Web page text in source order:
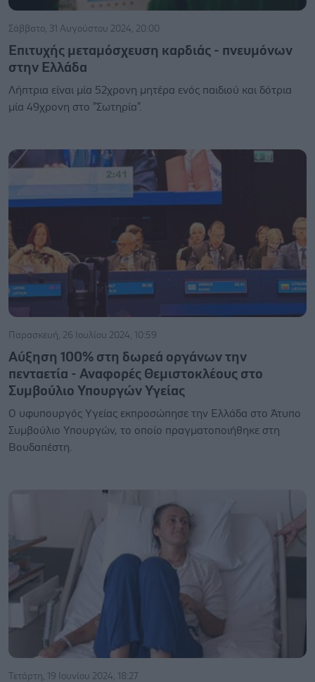
Σάββατο, 31 Αυγούστου 2024, 20:00
Επιτυχής μεταμόσχευση καρδιάς - πνευμόνων
στην Ελλάδα
Λήπτρια είναι μία 52χρονη μητέρα ενός παιδιού και δότρια
μία 49χρονη στο "Σωτηρία".
Παρασκευή, 26 Ιουλίου 2024, 10:59
Αύξηση 100% στη δωρεά οργάνων την
πενταετία - Αναφορές Θεμιστοκλέους στο
Συμβούλιο Υπουργών Υγείας
Ο υφυπουργός Υγείας εκπροσώπησε την Ελλάδα στο Άτυπο
Συμβούλιο Υπουργών, το οποίο πραγματοποιήθηκε στη
Βουδαπέστη.
Τετάρτη, 19 Ιουνίου 2024, 18:27